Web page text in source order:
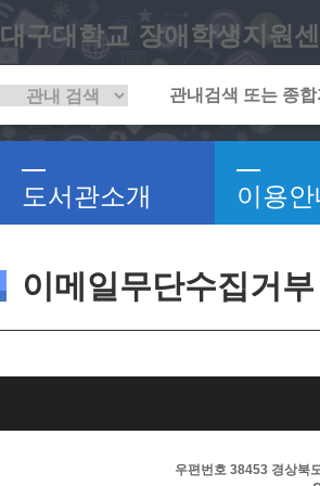
대구대학교 장애학생지원
도서관소개 이용안
이메일무단수집거부
우편번호 38453 경상북